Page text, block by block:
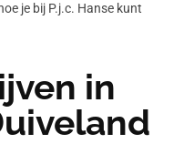
je bij P.j.c. Hanse kunt
in